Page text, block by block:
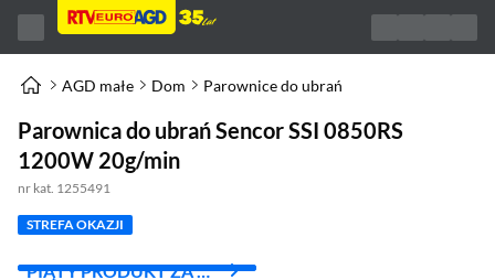
AGD małe Dom Parownice do ubrań
Parownica do ubrań Sencor SSI 0850RS
1200W 20g/min
nr kat. 1255491
STREFA OKAZJI
PIĄTY PRODUKT ZA 1